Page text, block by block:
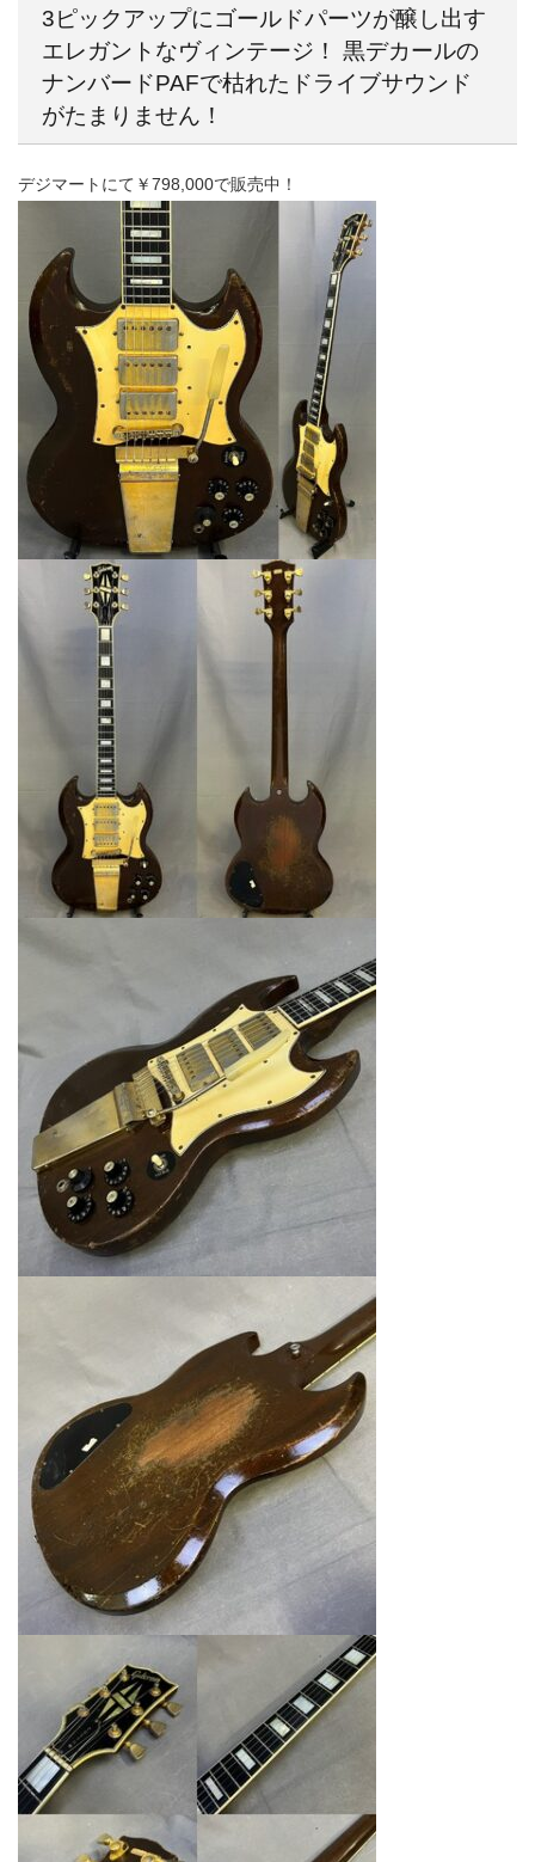
3ピックアップにゴールドパーツが醸し出す
エレガントなヴィンテージ！ 黒デカールの
ナンバードPAFで枯れたドライブサウンド
がたまりません！
デジマートにて￥798,000で販売中！